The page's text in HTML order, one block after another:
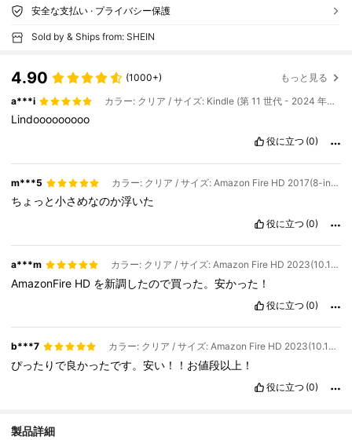
安全な支払い · プライバシー保護
Sold by & Ships from: SHEIN
4.90 (1000+) もっと見る
a***i カラー: クリア / サイズ: Kindle (第 11 世代 - 2024 年リリース) (6 インチ)
Lindooooooooo
役に立つ (0)
m***5 カラー: クリア / サイズ: Amazon Fire HD 2017(8-inch)
ちょっと小さめなのか浮いた
役に立つ (0)
a***m カラー: クリア / サイズ: Amazon Fire HD 2023(10.1-inch)
AmazonFire HD を新調したので買った。安かった！
役に立つ (0)
b***7 カラー: クリア / サイズ: Amazon Fire HD 2023(10.1-inch)
ぴったりで良かったです。安い！！お値段以上！
役に立つ (0)
製品詳細